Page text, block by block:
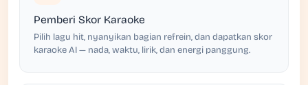
Pemberi Skor Karaoke
Pilih lagu hit, nyanyikan bagian refrein, dan dapatkan skor
karaoke AI — nada, waktu, lirik, dan energi panggung.